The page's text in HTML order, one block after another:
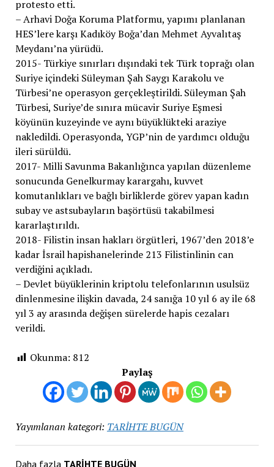
protesto etti.
– Arhavi Doğa Koruma Platformu, yapımı planlanan
HES’lere karşı Kadıköy Boğa’dan Mehmet Ayvalıtaş
Meydanı’na yürüdü.
2015- Türkiye sınırları dışındaki tek Türk toprağı olan
Suriye içindeki Süleyman Şah Saygı Karakolu ve
Türbesi’ne operasyon gerçekleştirildi. Süleyman Şah
Türbesi, Suriye’de sınıra mücavir Suriye Eşmesi
köyünün kuzeyinde ve aynı büyüklükteki araziye
nakledildi. Operasyonda, YGP’nin de yardımcı olduğu
ileri sürüldü.
2017- Milli Savunma Bakanlığınca yapılan düzenleme
sonucunda Genelkurmay karargahı, kuvvet
komutanlıkları ve bağlı birliklerde görev yapan kadın
subay ve astsubayların başörtüsü takabilmesi
kararlaştırıldı.
2018- Filistin insan hakları örgütleri, 1967’den 2018’e
kadar İsrail hapishanelerinde 213 Filistinlinin can
verdiğini açıkladı.
– Devlet büyüklerinin kriptolu telefonlarının usulsüz
dinlenmesine ilişkin davada, 24 sanığa 10 yıl 6 ay ile 68
yıl 3 ay arasında değişen sürelerde hapis cezaları
verildi.
Okunma: 812
Paylaş
Yayımlanan kategori: TARİHTE BUGÜN
Daha fazla TARİHTE BUGÜN